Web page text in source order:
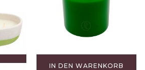
IN DEN WARENKORB